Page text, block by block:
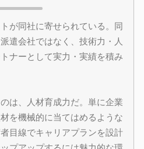
が同社に寄せられている。同
遣会社ではなく、技術力・人
ナーとして実力・実績を積み
は、人材育成力だ。単に企業
を機械的に当てはめるような
目線でキャリアプランを設計